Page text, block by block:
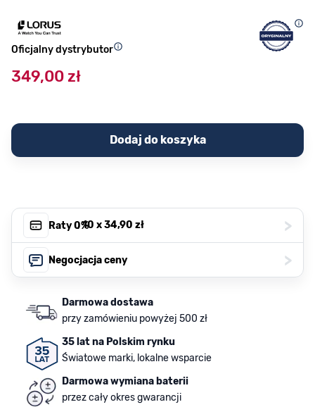
Oficjalny dystrybutor
349,00 zł
Dodaj do koszyka
Raty 0%, 10 x34,90 zł >
Negocjacja ceny >
Darmowa dostawa
przy zamówieniu powyżej 500 zł
35 lat na Polskim rynku
Światowe marki, lokalne wsparcie
Darmowa wymiana baterii
przez cały okres gwarancji